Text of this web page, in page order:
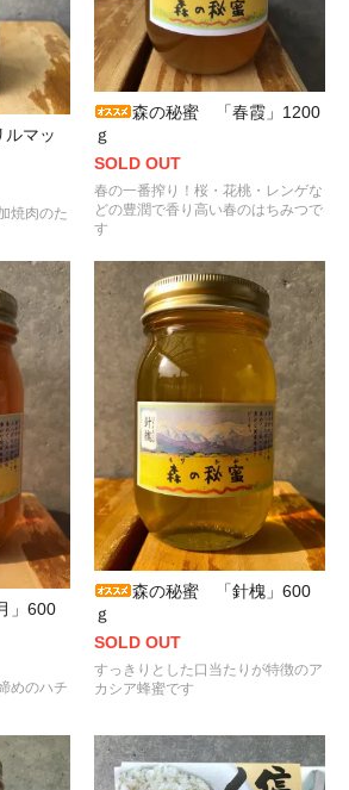
マッ
焼肉のた
森の秘蜜 「春霞」1200
ｇ
SOLD OUT
春の一番搾り！桜・花桃・レンゲな
どの豊潤で香り高い春のはちみつで
す
」600
めのハチ
森の秘蜜 「針槐」600
ｇ
SOLD OUT
すっきりとした口当たりが特徴のア
カシア蜂蜜です